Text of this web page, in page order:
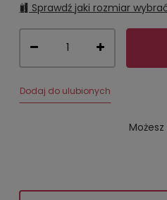
Sprawdź jaki rozmiar
Dodaj do ulubionych